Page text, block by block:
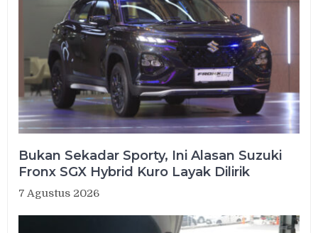
Bukan Sekadar Sporty, Ini Alasan Suzuki
Fronx SGX Hybrid Kuro Layak Dilirik
7 Agustus 2026